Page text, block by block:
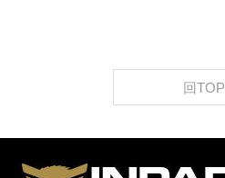
回TOP